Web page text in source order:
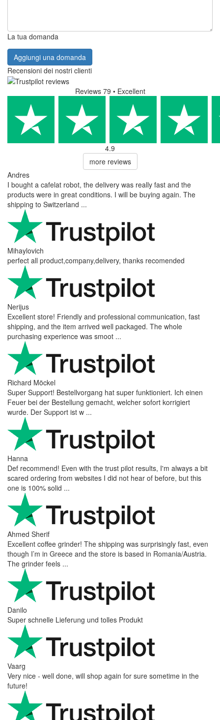
La tua domanda
Aggiungi una domanda
Recensioni dei nostri clienti
Reviews 79 • Excellent
4.9
more reviews
Andres
I bought a cafelat robot, the delivery was really fast and the
products were in great conditions. I will be buying again. The
shipping to Switzerland ...
Mihaylovich
perfect all product,company,delivery, thanks recomended
Nerijus
Excellent store! Friendly and professional communication, fast
shipping, and the item arrived well packaged. The whole
purchasing experience was smoot ...
Richard Möckel
Super Support! Bestellvorgang hat super funktioniert. Ich einen
Feuer bei der Bestellung gemacht, welcher sofort korrigiert
wurde. Der Support ist w ...
Hanna
Def recommend! Even with the trust pilot results, I'm always a bit
scared ordering from websites I did not hear of before, but this
one is 100% solid ...
Ahmed Sherif
Excellent coffee grinder! The shipping was surprisingly fast, even
though I’m in Greece and the store is based in Romania/Austria.
The grinder feels ...
Danilo
Super schnelle Lieferung und tolles Produkt
Vaarg
Very nice - well done, will shop again for sure sometime in the
future!